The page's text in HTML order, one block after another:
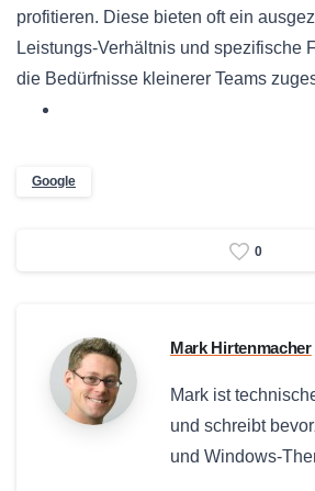
profitieren. Diese bieten oft ein
Leistungs-Verhältnis und spezifische
die Bedürfnisse kleinerer Teams
Google
0
Mark Hirtenmacher
Mark ist
und schreibt
und Windows-